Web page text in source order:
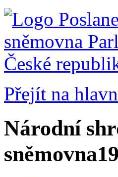
Přejít na
Národní
sněmovna